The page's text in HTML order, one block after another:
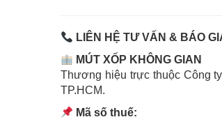
LIÊN HỆ TƯ VẤN & BÁO
MÚT XỐP KHÔNG GIAN
Thương hiệu trực thuộc Công
TP.HCM.
Mã số thuế: